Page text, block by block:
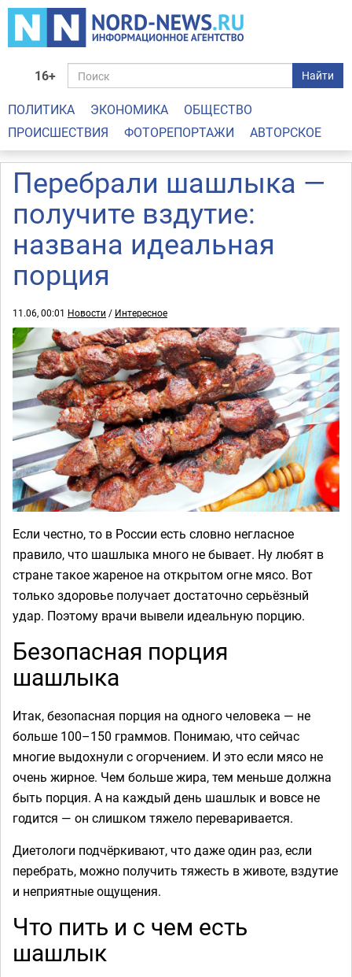
16+ Найти
ПОЛИТИКА ЭКОНОМИКА
ОБЩЕСТВО
ПРОИСШЕСТВИЯ
ФОТОРЕПОРТАЖИ АВТОРСКОЕ
Перебрали шашлыка —
получите вздутие:
названа идеальная
порция
11.06, 00:01 Новости / Интересное
Если честно, то в России есть словно негласное
правило, что шашлыка много не бывает. Ну любят в
стране такое жареное на открытом огне мясо. Вот
только здоровье получает достаточно серьёзный
удар. Поэтому врачи вывели идеальную порцию.
Безопасная порция
шашлыка
Итак, безопасная порция на одного человека — не
больше 100–150 граммов. Понимаю, что сейчас
многие выдохнули с огорчением. И это если мясо не
очень жирное. Чем больше жира, тем меньше должна
быть порция. А на каждый день шашлык и вовсе не
годится — он слишком тяжело переваривается.
Диетологи подчёркивают, что даже один раз, если
перебрать, можно получить тяжесть в животе, вздутие
и неприятные ощущения.
Что пить и с чем есть
шашлык